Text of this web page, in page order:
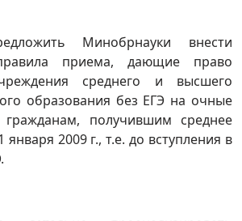
Минобрнауки внести
приема, дающие право
среднего и высшего
образования без ЕГЭ на очные
гражданам, получившим среднее
2009 г., т.е. до вступления в